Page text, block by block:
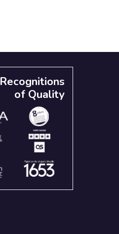
Recognitions
of Quality